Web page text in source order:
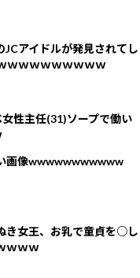
JCアイドルが発見されてし
ｗｗｗｗｗｗｗｗｗ
性主任(31)ソープで働い
画像wwwwwwwwwww
き女王、お乳で童貞を○し
ｗｗｗ